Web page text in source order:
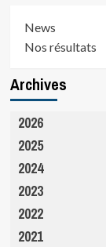
News
Nos résultats
Archives
2026
2025
2024
2023
2022
2021